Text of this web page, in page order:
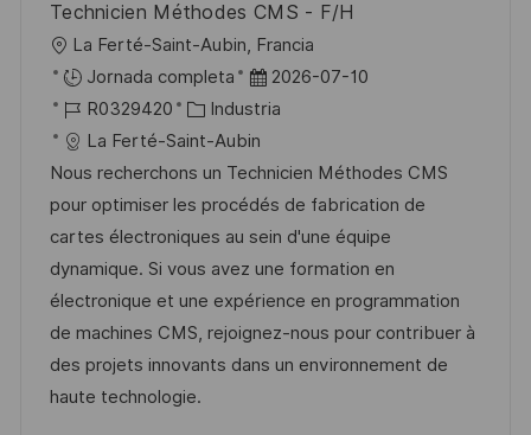
b
l
i
c
a
c
i
ó
n
o
Technicien Méthodes CMS - F/H
U
b
c
a
c
i
ó
n
La Ferté-Saint-Aubin, Francia
Jornada completa
F
e
c
h
a
d
e
p
u
b
2026-07-10
I
D
d
e
e
m
p
l
e
o
R0329420
C
a
t
e
g
o
r
í
a
Industria
La Ferté-Saint-Aubin
Nous recherchons un Technicien Méthodes CMS
pour optimiser les procédés de fabrication de
cartes électroniques au sein d'une équipe
dynamique. Si vous avez une formation en
électronique et une expérience en programmation
de machines CMS, rejoignez-nous pour contribuer à
des projets innovants dans un environnement de
haute technologie.